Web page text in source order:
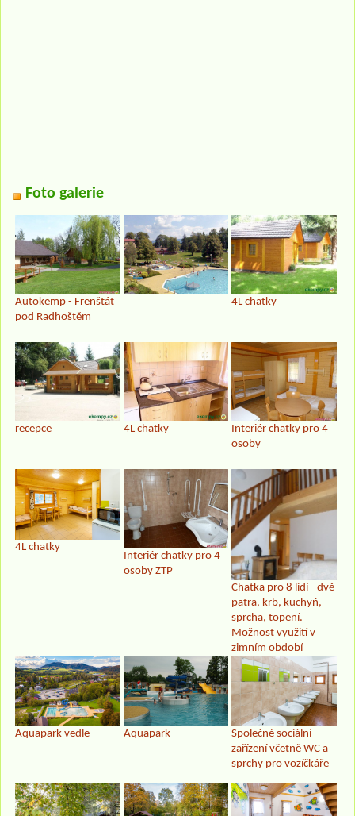
Foto galerie
Autokemp - Frenštát
pod Radhoštěm
4L chatky
recepce 4L chatky
Interiér chatky pro 4
osoby
4L chatky
Interiér chatky pro 4
osoby ZTP
Chatka pro 8 lidí - dvě
patra, krb, kuchyń,
sprcha, topení.
Možnost využití v
zimním období
Aquapark vedle Aquapark
Společné sociální
zařízení včetně WC a
sprchy pro vozíčkáře